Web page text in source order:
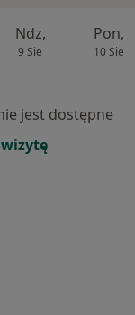
Ndz,
9 Sie
Pon,
10 Sie
jest dostępne